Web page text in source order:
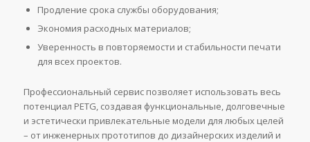
Продление срока службы оборудования;
Экономия расходных материалов;
Уверенность в повторяемости и стабильности печати
для всех проектов.
Профессиональный сервис позволяет использовать весь
потенциал PETG, создавая функциональные, долговечные
и эстетически привлекательные модели для любых целей
– от инженерных прототипов до дизайнерских изделий и